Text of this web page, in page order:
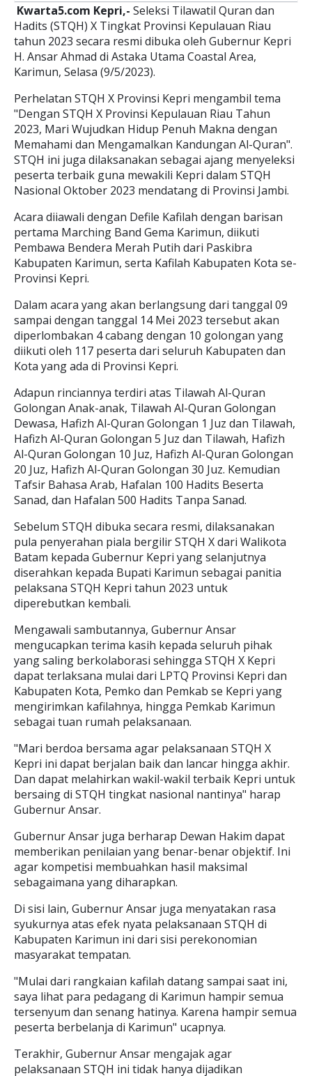
Kwarta5.com Kepri,- Seleksi Tilawatil Quran dan
Hadits (STQH) X Tingkat Provinsi Kepulauan Riau
tahun 2023 secara resmi dibuka oleh Gubernur Kepri
H. Ansar Ahmad di Astaka Utama Coastal Area,
Karimun, Selasa (9/5/2023).
Perhelatan STQH X Provinsi Kepri mengambil tema
"Dengan STQH X Provinsi Kepulauan Riau Tahun
2023, Mari Wujudkan Hidup Penuh Makna dengan
Memahami dan Mengamalkan Kandungan Al-Quran".
STQH ini juga dilaksanakan sebagai ajang menyeleksi
peserta terbaik guna mewakili Kepri dalam STQH
Nasional Oktober 2023 mendatang di Provinsi Jambi.
Acara diiawali dengan Defile Kafilah dengan barisan
pertama Marching Band Gema Karimun, diikuti
Pembawa Bendera Merah Putih dari Paskibra
Kabupaten Karimun, serta Kafilah Kabupaten Kota se-
Provinsi Kepri.
Dalam acara yang akan berlangsung dari tanggal 09
sampai dengan tanggal 14 Mei 2023 tersebut akan
diperlombakan 4 cabang dengan 10 golongan yang
diikuti oleh 117 peserta dari seluruh Kabupaten dan
Kota yang ada di Provinsi Kepri.
Adapun rinciannya terdiri atas Tilawah Al-Quran
Golongan Anak-anak, Tilawah Al-Quran Golongan
Dewasa, Hafizh Al-Quran Golongan 1 Juz dan Tilawah,
Hafizh Al-Quran Golongan 5 Juz dan Tilawah, Hafizh
Al-Quran Golongan 10 Juz, Hafizh Al-Quran Golongan
20 Juz, Hafizh Al-Quran Golongan 30 Juz. Kemudian
Tafsir Bahasa Arab, Hafalan 100 Hadits Beserta
Sanad, dan Hafalan 500 Hadits Tanpa Sanad.
Sebelum STQH dibuka secara resmi, dilaksanakan
pula penyerahan piala bergilir STQH X dari Walikota
Batam kepada Gubernur Kepri yang selanjutnya
diserahkan kepada Bupati Karimun sebagai panitia
pelaksana STQH Kepri tahun 2023 untuk
diperebutkan kembali.
Mengawali sambutannya, Gubernur Ansar
mengucapkan terima kasih kepada seluruh pihak
yang saling berkolaborasi sehingga STQH X Kepri
dapat terlaksana mulai dari LPTQ Provinsi Kepri dan
Kabupaten Kota, Pemko dan Pemkab se Kepri yang
mengirimkan kafilahnya, hingga Pemkab Karimun
sebagai tuan rumah pelaksanaan.
"Mari berdoa bersama agar pelaksanaan STQH X
Kepri ini dapat berjalan baik dan lancar hingga akhir.
Dan dapat melahirkan wakil-wakil terbaik Kepri untuk
bersaing di STQH tingkat nasional nantinya" harap
Gubernur Ansar.
Gubernur Ansar juga berharap Dewan Hakim dapat
memberikan penilaian yang benar-benar objektif. Ini
agar kompetisi membuahkan hasil maksimal
sebagaimana yang diharapkan.
Di sisi lain, Gubernur Ansar juga menyatakan rasa
syukurnya atas efek nyata pelaksanaan STQH di
Kabupaten Karimun ini dari sisi perekonomian
masyarakat tempatan.
"Mulai dari rangkaian kafilah datang sampai saat ini,
saya lihat para pedagang di Karimun hampir semua
tersenyum dan senang hatinya. Karena hampir semua
peserta berbelanja di Karimun" ucapnya.
Terakhir, Gubernur Ansar mengajak agar
pelaksanaan STQH ini tidak hanya dijadikan